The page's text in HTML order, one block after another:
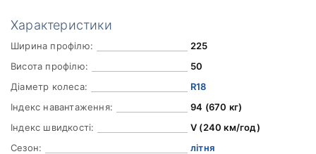
Характеристики
Ширина профілю:
225
Висота профілю:
50
Діаметр колеса:
R18
Індекс навантаження:
94 (670 кг)
Індекс швидкості:
V (240 км/год)
Сезон:
літня